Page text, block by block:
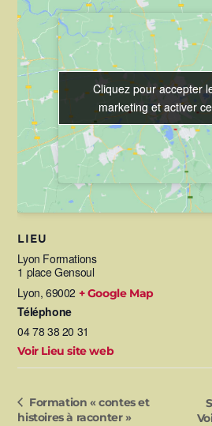
LIEU
Lyon Formations
1 place Gensoul
Lyon, 69002 + Google Map
Téléphone
04 78 38 20 31
Voir Lieu site web
Cliquez pour accepter
marketing et activer
Cliquez pour accepter
marketing et activer
Formation « contes et
histoires à raconter »